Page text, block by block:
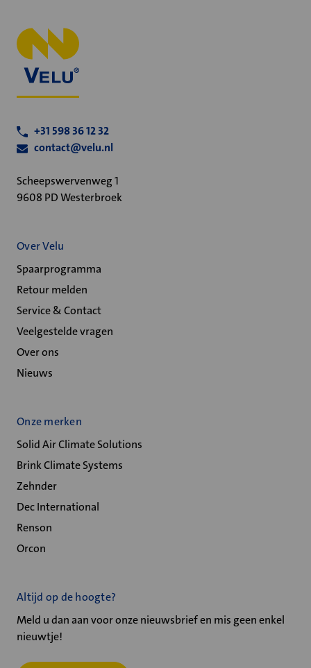
+31 598 36 12 32
contact@velu.nl
Scheepswervenweg 1
9608 PD Westerbroek
Over Velu
Spaarprogramma
Retour melden
Service & Contact
Veelgestelde vragen
Over ons
Nieuws
Onze merken
Solid Air Climate Solutions
Brink Climate Systems
Zehnder
Dec International
Renson
Orcon
Altijd op de hoogte?
Meld u dan aan voor onze nieuwsbrief en mis geen enkel
nieuwtje!